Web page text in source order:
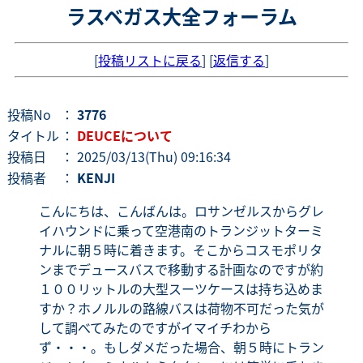
ラスベガス大全フォーラム
[投稿リストに戻る] [返信する]
投稿No ： 3776
タイトル ： DEUCEについて
投稿日
： 2025/03/13(Thu) 09:16:34
投稿者
： KENJI
こんにちは、こんばんは。ロサンゼルスからグレ
イハウンドに乗って空港南のトランジットターミ
ナルに朝５時に着きます。そこからコスモポリタ
ンまでデュースバスで移動する計画なのですが約
１００リットルの大型スーツケースは持ち込めま
すか？ホノルルの路線バスは荷物不可だった気が
して調べてみたのですがイマイチわから
ず・・・。もしダメだった場合、朝５時にトラン